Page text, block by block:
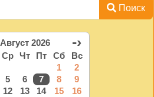
Поиск
Август 2026 -›
Ср Чт Пт Сб
Вс
1
2
5 6 7 8
9
12 13 14 15
16